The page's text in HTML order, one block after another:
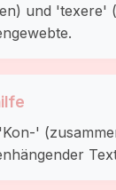
und 'texere'
'